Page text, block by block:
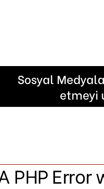
Sosyal
etmeyi
PHP